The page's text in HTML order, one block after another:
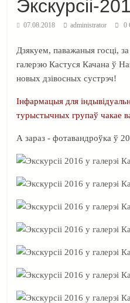
Экскурсіі-
07.08.2018 administrator 0
Дзякуем, паважаныя госці,
галерэю Кастуся Качана ў
новых дзівосных сустрэч!
Інфармацыя для
турыстычных групаў чакае
А зараз - фотавандроўка ў